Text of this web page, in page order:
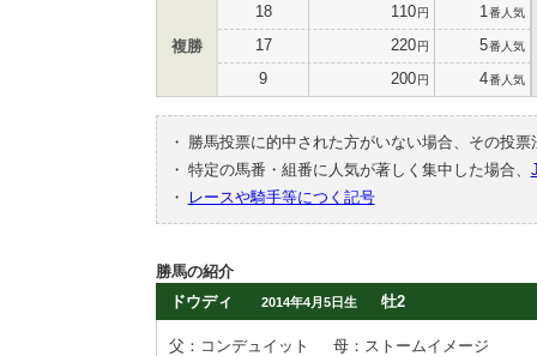
複勝
18 110円 1 番人気
17 220円 5番人気
9 200円 4番人気
・
勝馬投票に的中された方がいない場合、その投
・ 特定の馬番・組番に人気が著しく集中した場合、
・
レースや騎手等につく記号
勝馬の紹介
ドウディ
2014年4月5日生 牡2
父：コンデュイット
母：ストームイメージ